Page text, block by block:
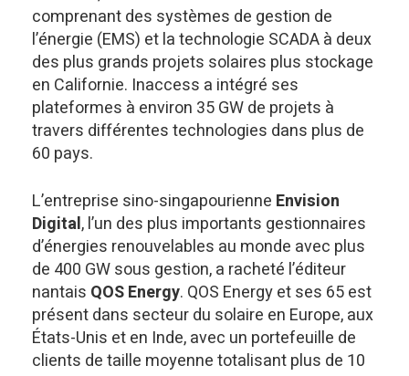
comprenant des systèmes de gestion de
l’énergie (EMS) et la technologie SCADA à deux
des plus grands projets solaires plus stockage
en Californie. Inaccess a intégré ses
plateformes à environ 35 GW de projets à
travers différentes technologies dans plus de
60 pays.
L’entreprise sino-singapourienne Envision
Digital, l’un des plus importants gestionnaires
d’énergies renouvelables au monde avec plus
de 400 GW sous gestion, a racheté l’éditeur
nantais QOS Energy. QOS Energy et ses 65 est
présent dans secteur du solaire en Europe, aux
États-Unis et en Inde, avec un portefeuille de
clients de taille moyenne totalisant plus de 10